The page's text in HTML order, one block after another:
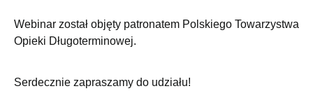
Webinar został objęty patronatem Polskiego Towarzystwa
Opieki Długoterminowej.
Serdecznie zapraszamy do udziału!